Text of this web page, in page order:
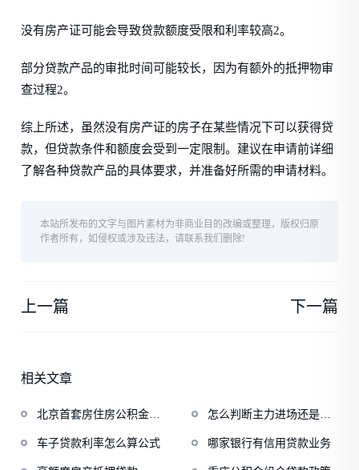
没有房产证可能会导致贷款额度受限和利率较高2。
部分贷款产品的审批时间可能较长，因为有额外的抵押物审
查过程2。
综上所述，虽然没有房产证的房子在某些情况下可以获得贷
款，但贷款条件和额度会受到一定限制。建议在申请前详细
了解各种贷款产品的具体要求，并准备好所需的申请材料。
本站所发布的文字与图片素材为非商业目的改编或整理，版权归原
作者所有，如侵权或涉及违法，请联系我们删除!
上一篇 下一篇
相关文章
北京首套房住房公积金贷
怎么判断主力进场还是出
车子贷款利率怎么算公式
哪家银行有信用贷款业务